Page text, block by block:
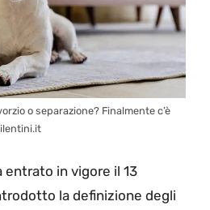
o separazione? Finalmente c’è
in vigore il 13
la definizione degli